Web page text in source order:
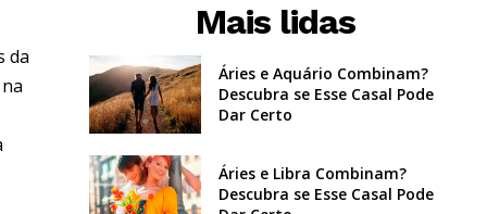
da
Mais lidas
Áries e Aquário Combinam?
Descubra se Esse Casal Pode
Dar Certo
Áries e Libra Combinam?
Descubra se Esse Casal Pode